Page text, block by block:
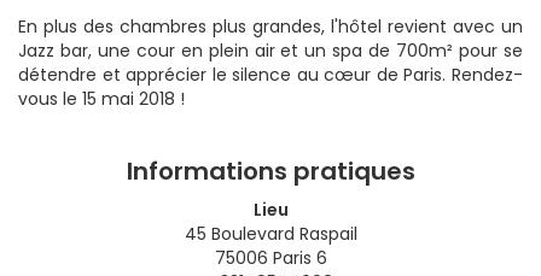
En plus des chambres plus grandes, l'hôtel revient avec un
Jazz bar, une cour en plein air et un spa de 700m² pour se
détendre et apprécier le silence au cœur de Paris. Rendez-
vous le 15 mai 2018 !
Informations pratiques
Lieu
45 Boulevard Raspail
75006 Paris 6